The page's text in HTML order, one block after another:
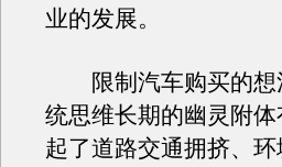
业的发展。
限制汽车购买的想
统思维长期的幽灵附
起了道路交通拥挤、